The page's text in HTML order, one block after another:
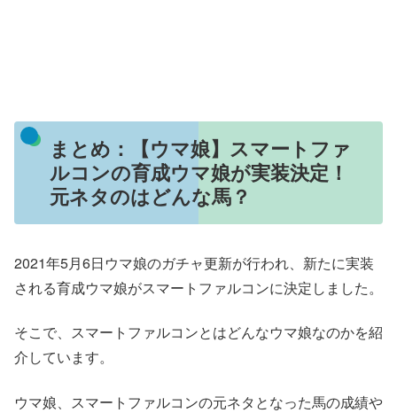
まとめ：【ウマ娘】スマートファ
ルコンの育成ウマ娘が実装決定！
元ネタのはどんな馬？
2021年5月6日ウマ娘のガチャ更新が行われ、新たに実装
される育成ウマ娘がスマートファルコンに決定しました。
そこで、スマートファルコンとはどんなウマ娘なのかを紹
介しています。
ウマ娘、スマートファルコンの元ネタとなった馬の成績や